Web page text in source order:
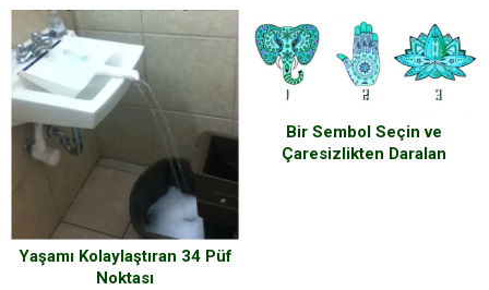
Yaşamı Kolaylaştıran 34 Püf
Noktası
Bir Sembol Seçin ve
Çaresizlikten Daralan